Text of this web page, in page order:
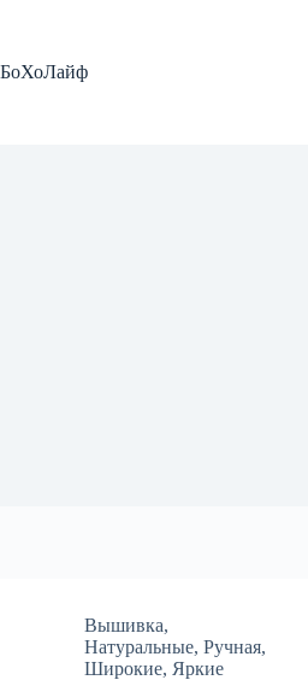
БоХоЛайф
Вышивка,
Натуральные, Ручная,
Широкие, Яркие